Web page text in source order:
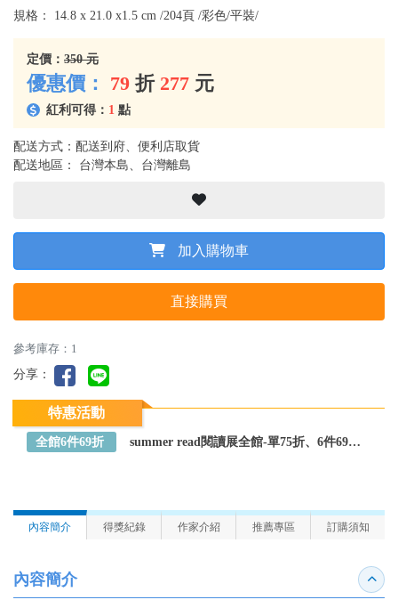
規格： 14.8‭ ‬x‭ ‬21.0‭ ‬x1.5‭ ‬cm /204頁 /彩色/平裝/
定價： 350 元
優惠價： 79 折 277 元
紅利可得： 1 點
配送方式：配送到府、便利店取貨
配送地區： 台灣本島、台灣離島
加入購物車
直接購買
參考庫存：1
分享：
特惠活動
全館6件69折 summer read閱讀展全館-單75折、6件69折～全館任選
內容簡介 得獎紀錄 作家介紹 推薦專區 訂購須知
內容簡介 收合